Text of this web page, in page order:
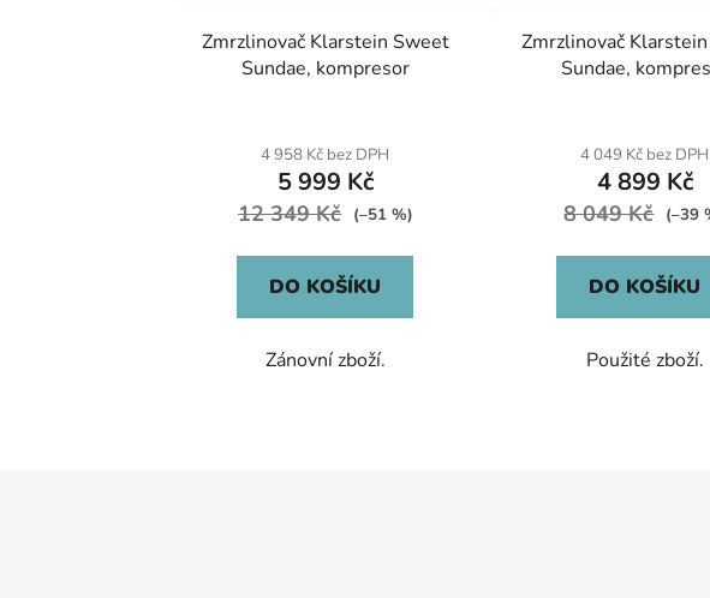
Zmrzlinovač Klarstein Sweet
Sundae, kompresor
4 958 Kč bez DPH
5 999 Kč
12 349 Kč (–51 %)
DO KOŠÍKU
Zánovní zboží.
Zmrzlinovač
Sundae,
4 049 Kč bez DPH
4 899 Kč
8 049 Kč (–39
DO KOŠÍKU
Použité zboží.